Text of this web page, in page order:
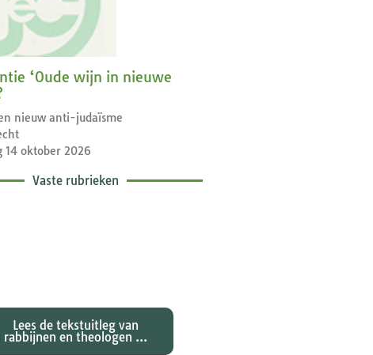
‘Oude wijn in nieuwe
nieuw anti-judaïsme
14 oktober 2026
Vaste rubrieken
Lees de tekstuitleg van
rabbijnen en theologen ...